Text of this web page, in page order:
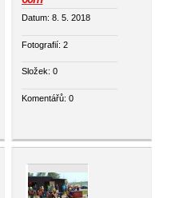
Datum: 8. 5. 2018
Fotografií: 2
Složek: 0
Komentářů: 0